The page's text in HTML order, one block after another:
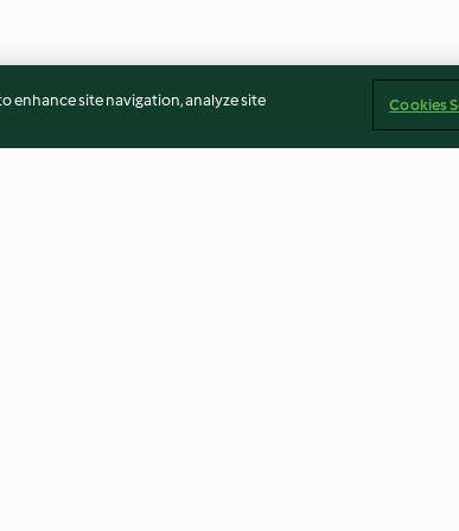
enhance site navigation, analyze site
Cookies